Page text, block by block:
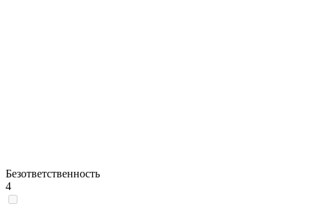
Безответственность
4